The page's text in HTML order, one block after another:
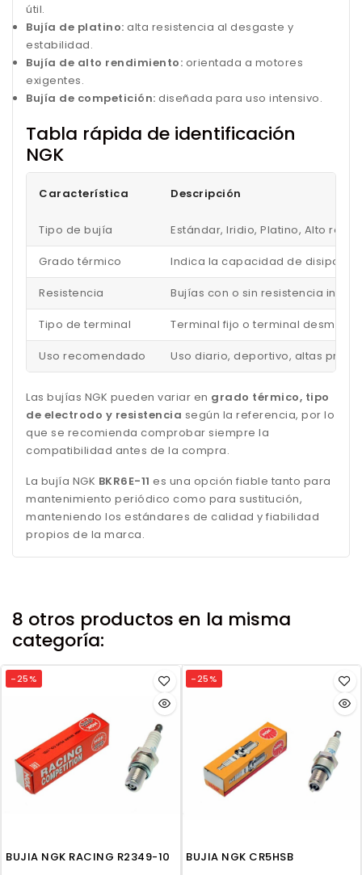
útil.
Bujía de platino: alta resistencia al desgaste y
estabilidad.
Bujía de alto rendimiento: orientada a motores
exigentes.
Bujía de competición: diseñada para uso intensivo.
Tabla rápida de identificación
NGK
Característica Descripción
Tipo de bujía Estándar, Iridio, Platino, Alto
Grado térmico Indica la capacidad de disipar
Resistencia Bujías con o sin resistencia
Tipo de terminal Terminal fijo o terminal
Uso recomendado Uso diario, deportivo, altas
Las bujías NGK pueden variar en grado térmico, tipo
de electrodo y resistencia según la referencia, por lo
que se recomienda comprobar siempre la
compatibilidad antes de la compra.
La bujía NGK BKR6E-11 es una opción fiable tanto para
mantenimiento periódico como para sustitución,
manteniendo los estándares de calidad y fiabilidad
propios de la marca.
8 otros productos en la misma
categoría:
-25%
BUJIA NGK RACING R2349-10
-25%
BUJIA NGK CR5HSB